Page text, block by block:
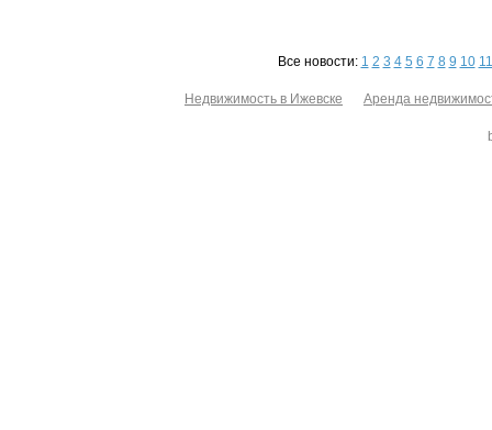
Все новости: 1 2 3 4 5 6 7 8 9 10 11
Недвижимость в Ижевске Аренда